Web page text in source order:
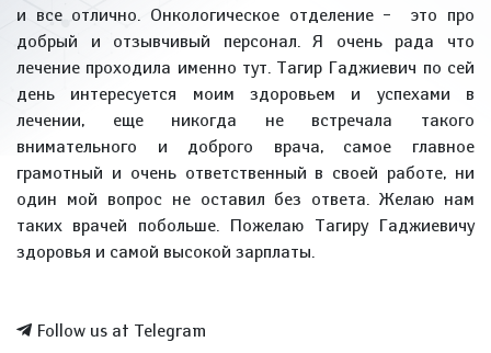
и все отлично. Онкологическое отделение – это про
добрый и отзывчивый персонал. Я очень рада что
лечение проходила именно тут. Тагир Гаджиевич по сей
день интересуется моим здоровьем и успехами в
лечении, еще никогда не встречала такого
внимательного и доброго врача, самое главное
грамотный и очень ответственный в своей работе, ни
один мой вопрос не оставил без ответа. Желаю нам
таких врачей побольше. Пожелаю Тагиру Гаджиевичу
здоровья и самой высокой зарплаты.
Follow us at Telegram